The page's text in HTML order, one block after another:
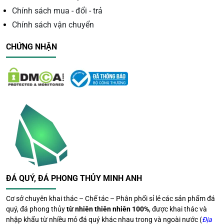
Mệnh kim: 1954, 1955, 1962, 1963, 1970, 1971, 1984,
1985, 1992, 1993, 2000, 2001, 2014, 2015
Mệnh mộc: 1950, 1951, 1958, 1959, 1972, 1973,
Mệnh hỏa: 1956, 1957, 1964, 1965, 1978, 1979, 1986,
Mệnh thổ: 1960, 1961, 1968, 1969, 1976, 1977, 1990,
1991, 1998, 1999, 2006, 2007
Lợi ích hợp tuổi mang lại
Tuổi tý
: Gặp thuận lợi, nhiều may mắn trong công
việc, tránh được những việc lừa đảo gây tổn thất đến
tài sản.
Tuổi sửu: Định hướng được tương lai bản thân, có
nhiều cơ hội trong cuộc sống và công việc.
Tuổi dần
và giúp bạn giải quyết được những khó khăn, những
vấn đề trong cuộc sống.
Chính sách mua - đổi - trả
Chính sách vận chuyển
CHỨNG NHẬN
ĐÁ QUÝ, ĐÁ PHONG THỦY MINH ANH
Cơ sở chuyên khai thác – Chế tác – Phân phối sỉ lẻ các sản phẩm đá
quý, đá phong thủytừ nhiên thiên nhiên 100%, được khai thác và
nhập khẩu từ nhiều mỏ đá quý khác nhau trong và ngoài nước (Địa